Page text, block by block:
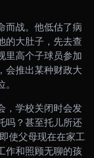
而战。他低估了病
的大肚子，先去查
里高个子球员参加
会推出某种财政大
，学校关闭时会发
吗？甚至托儿所还
使父母现在在家工
作和照顾无聊的孩